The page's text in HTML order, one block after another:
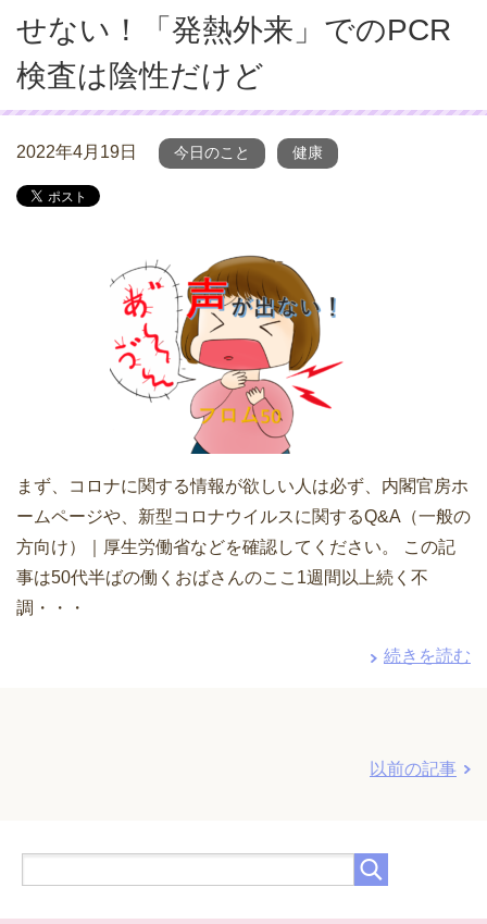
せない！「発熱外来」でのPCR
検査は陰性だけど
2022年4月19日 今日のこと 健康
まず、コロナに関する情報が欲しい人は必ず、内閣官房ホ
ームページや、新型コロナウイルスに関するQ&A（一般の
方向け）｜厚生労働省などを確認してください。 この記
事は50代半ばの働くおばさんのここ1週間以上続く不
調・・・
続きを読む
以前の記事